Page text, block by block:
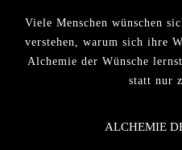
Viele Menschen wünschen
verstehen, warum sich ihre
Alchemie der Wünsche
statt nur
ALCHEMIE